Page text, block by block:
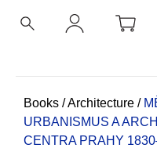
Home
Books /Architecture /
URBANISMUS A
CENTRA PRAHY
BACK
BACK
h
a